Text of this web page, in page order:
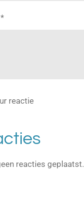
reactie
reacties geplaatst.